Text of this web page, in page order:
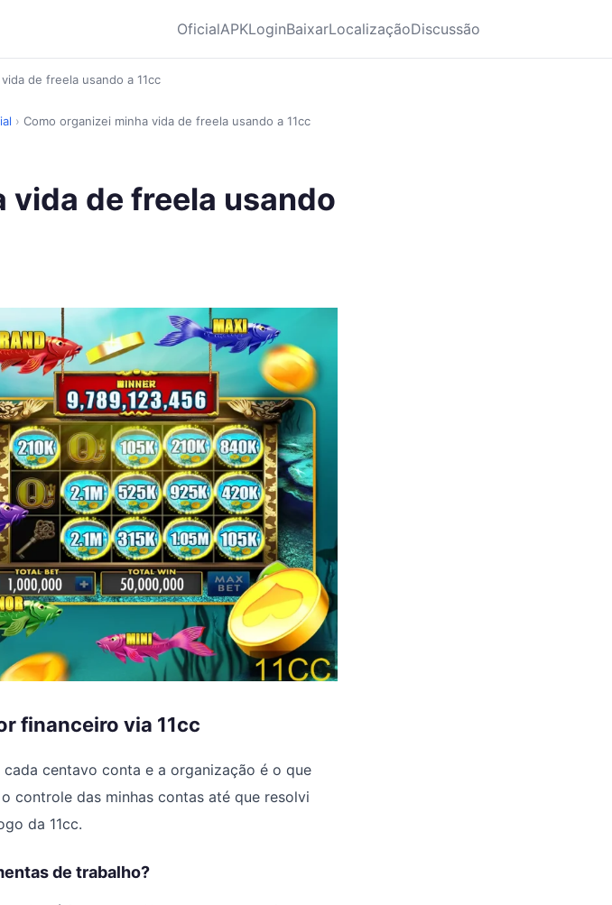
OficialAPKLoginBaixarLocalizaçãoDiscussão
de freela usando a 11cc
› Como organizei minha vida de freela usando a 11cc
vida de freela usando
financeiro via 11cc
centavo conta e a organização é o que
controle das minhas contas até que resolvi
da 11cc.
de trabalho?